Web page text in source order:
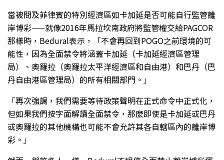
當被問及菲律賓的特別經濟區如卡加延是否可能自行監管離
岸博彩——就像2016年馬拉坎南政府將監管權交給PAGCOR
那樣時，Bedural表示，「不會再回到POGO之前環境的可
能性，因為全面禁令將涵蓋卡加延（卡加延經濟區管理
局）、奧羅拉（奧羅拉太平洋經濟區和自由港）和巴丹（巴
丹自由港區管理局）的所有相關部門。」
「再次強調，我們需要等待政策聲明在正式命令中正式化，
但如果我們按字面解讀全面禁令，那麼即使是卡加延或巴丹
或奧羅拉的其他機構也可能不會允許其各自轄區內的離岸博
彩。」